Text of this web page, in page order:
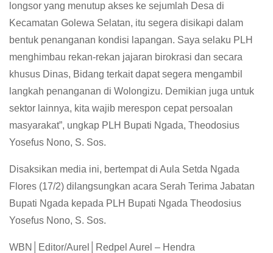
longsor yang menutup akses ke sejumlah Desa di
Kecamatan Golewa Selatan, itu segera disikapi dalam
bentuk penanganan kondisi lapangan. Saya selaku PLH
menghimbau rekan-rekan jajaran birokrasi dan secara
khusus Dinas, Bidang terkait dapat segera mengambil
langkah penanganan di Wolongizu. Demikian juga untuk
sektor lainnya, kita wajib merespon cepat persoalan
masyarakat”, ungkap PLH Bupati Ngada, Theodosius
Yosefus Nono, S. Sos.
Disaksikan media ini, bertempat di Aula Setda Ngada
Flores (17/2) dilangsungkan acara Serah Terima Jabatan
Bupati Ngada kepada PLH Bupati Ngada Theodosius
Yosefus Nono, S. Sos.
WBN│Editor/Aurel│Redpel Aurel – Hendra